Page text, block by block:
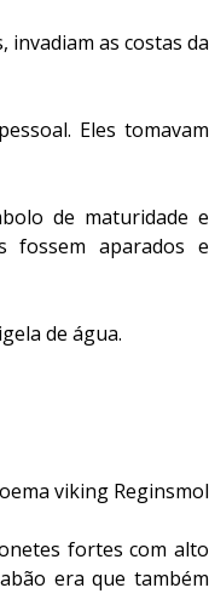
invadiam as costas da
Eles tomavam
de maturidade e
fossem aparados e
de água.
viking Reginsmol
fortes com alto
era que também